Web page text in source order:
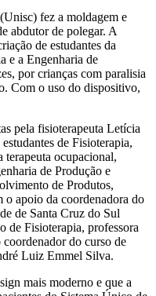
fez a moldagem e
abdutor de polegar. A
de estudantes da
e a Engenharia de
por crianças com paralisia
Com o uso do dispositivo,
pela fisioterapeuta Letícia
de Fisioterapia,
ocupacional,
de Produção e
de Produtos,
o apoio da coordenadora do
de Santa Cruz do Sul
de Fisioterapia, professora
do curso de
Luiz Emmel Silva.
mais moderno e que a